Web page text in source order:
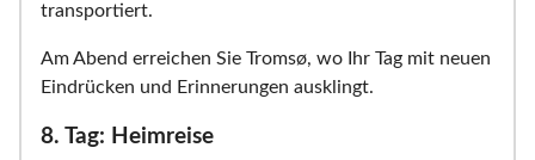
transportiert.
Am Abend erreichen Sie Tromsø, wo Ihr Tag mit neuen
Eindrücken und Erinnerungen ausklingt.
8. Tag: Heimreise